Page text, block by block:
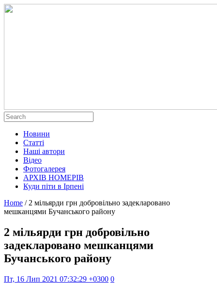
Новини
Статті
Наші автори
Відео
Фотогалерея
АРХІВ НОМЕРІВ
Куди піти в Ірпені
Home / 2 мільярди грн добровільно задекларовано
мешканцями Бучанського району
2 мільярди грн добровільно
задекларовано мешканцями
Бучанського району
Пт, 16 Лип 2021 07:32:29 +0300 0